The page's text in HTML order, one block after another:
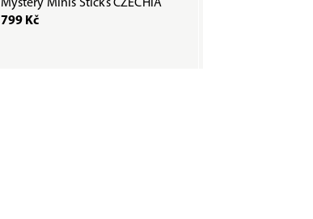
Mystery Minis Sticks CZECHIA
799 Kč